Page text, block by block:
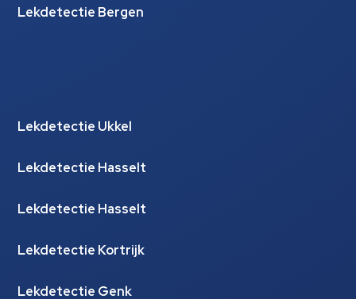
Lekdetectie Bergen
Lekdetectie Ukkel
Lekdetectie Hasselt
Lekdetectie Hasselt
Lekdetectie Kortrijk
Lekdetectie Genk